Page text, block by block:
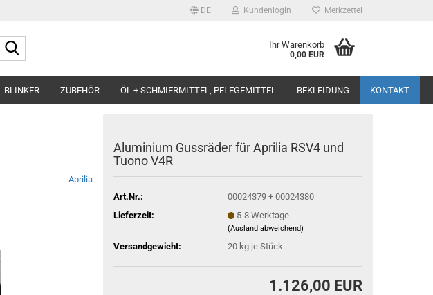
DE Kundenlogin Merkzettel
Ihr Warenkorb
0,00 EUR
BLINKER ZUBEHÖR ÖL + SCHMIERMITTEL, PFLEGEMITTEL BEKLEIDUNG KONTAKT
Aprilia
Aluminium Gussräder für Aprilia RSV4 und
Tuono V4R
Art.Nr.:
00024379 + 00024380
Lieferzeit:
5-8 Werktage
(Ausland abweichend)
Versandgewicht: 20 kg je Stück
1.126,00 EUR